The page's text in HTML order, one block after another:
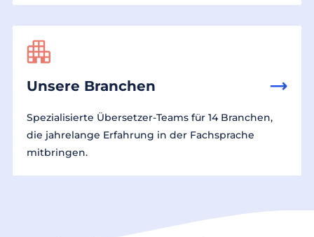
Unsere Branchen
Spezialisierte Übersetzer-Teams für 14 Branchen,
die jahrelange Erfahrung in der Fachsprache
mitbringen.